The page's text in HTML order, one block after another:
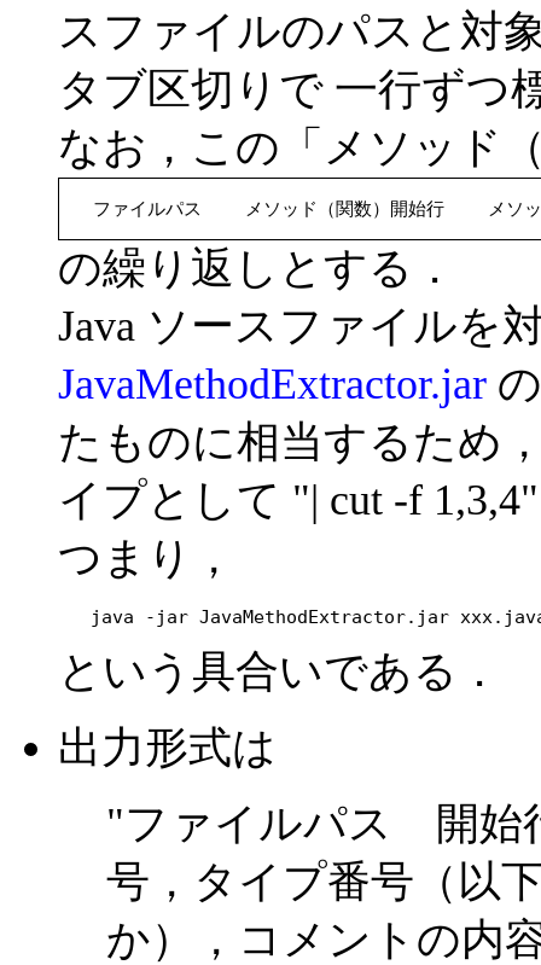
スファイルのパスと対
タブ区切りで 一行ずつ
なお，この「メソッド
ファイルパス    メソッド（関数）開始行    メ
の繰り返しとする．
Java ソースファイルを
JavaMethodExtractor.jar
たものに相当するため
イプとして "| cut -f
つまり，
java -jar JavaMethodExtractor.jar
という具合いである．
出力形式は
"ファイルパス 開始
号，タイプ番号（以
か），コメントの内